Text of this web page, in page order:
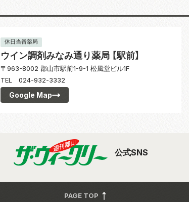
休日当番薬局
ウイン調剤みなみ通り薬局 【駅前】
〒963-8002 郡山市駅前1-9-1 松風堂ビル1F
TEL 024-932-3332
Google Map
公式SNS
PAGE TOP